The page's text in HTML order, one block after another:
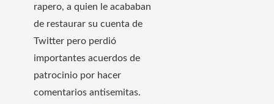
rapero, a quien le acababan
de restaurar su cuenta de
Twitter pero perdió
importantes acuerdos de
patrocinio por hacer
comentarios antisemitas.